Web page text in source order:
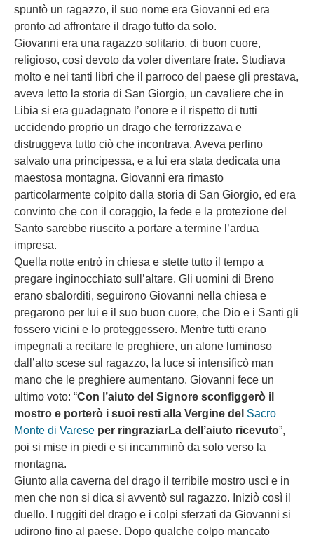
spuntò un ragazzo, il suo nome era Giovanni ed era
pronto ad affrontare il drago tutto da solo.
Giovanni era una ragazzo solitario, di buon cuore,
religioso, così devoto da voler diventare frate. Studiava
molto e nei tanti libri che il parroco del paese gli prestava,
aveva letto la storia di San Giorgio, un cavaliere che in
Libia si era guadagnato l’onore e il rispetto di tutti
uccidendo proprio un drago che terrorizzava e
distruggeva tutto ciò che incontrava. Aveva perfino
salvato una principessa, e a lui era stata dedicata una
maestosa montagna. Giovanni era rimasto
particolarmente colpito dalla storia di San Giorgio, ed era
convinto che con il coraggio, la fede e la protezione del
Santo sarebbe riuscito a portare a termine l’ardua
impresa.
Quella notte entrò in chiesa e stette tutto il tempo a
pregare inginocchiato sull’altare. Gli uomini di Breno
erano sbalorditi, seguirono Giovanni nella chiesa e
pregarono per lui e il suo buon cuore, che Dio e i Santi gli
fossero vicini e lo proteggessero. Mentre tutti erano
impegnati a recitare le preghiere, un alone luminoso
dall’alto scese sul ragazzo, la luce si intensificò man
mano che le preghiere aumentano. Giovanni fece un
ultimo voto: “Con l’aiuto del Signore sconfiggerò il
mostro e porterò i suoi resti alla Vergine del Sacro
Monte di Varese per ringraziarLa dell’aiuto ricevuto”,
poi si mise in piedi e si incamminò da solo verso la
montagna.
Giunto alla caverna del drago il terribile mostro uscì e in
men che non si dica si avventò sul ragazzo. Iniziò così il
duello. I ruggiti del drago e i colpi sferzati da Giovanni si
udirono fino al paese. Dopo qualche colpo mancato